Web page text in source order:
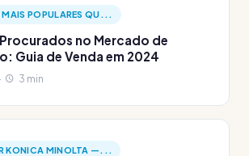
MAIS POPULARES QU...
no Mercado de
Guia de Venda em 2024
3 min
KONICA MINOLTA —...